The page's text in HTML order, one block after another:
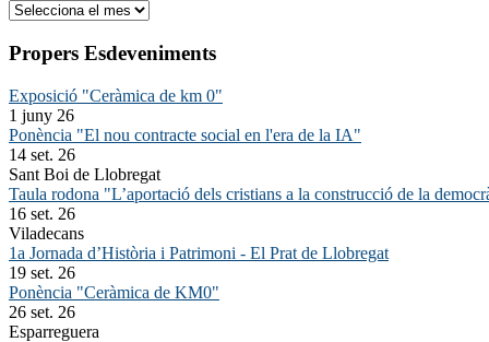
Arxiu
Propers Esdeveniments
Exposició "Ceràmica de km 0"
1 juny 26
Ponència "El nou contracte social en l'era de la IA"
14 set. 26
Sant Boi de Llobregat
Taula rodona "L’aportació dels cristians a la construcció de la
16 set. 26
Viladecans
1a Jornada d’Història i Patrimoni - El Prat de Llobregat
19 set. 26
Ponència "Ceràmica de KM0"
26 set. 26
Esparreguera